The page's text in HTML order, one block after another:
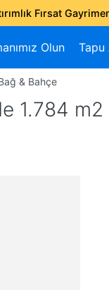
Fırsat
Olun Tapu
& Bahçe
1.784 m2